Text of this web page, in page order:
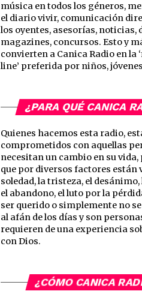
música en todos los géneros,
el diario vivir, comunicación
los oyentes, asesorías, noticias,
magazines, concursos. Esto y
convierten a Canica Radio en la
line’ preferida por niños,
¿PARA QUÉ CANICA
Quienes hacemos esta radio,
comprometidos con aquellas
necesitan un cambio en su vida,
que por diversos factores están
soledad, la tristeza, el
el abandono, el luto por la
ser querido o simplemente no
al afán de los días y son
requieren de una experiencia
con Dios.
¿CÓMO CANICA